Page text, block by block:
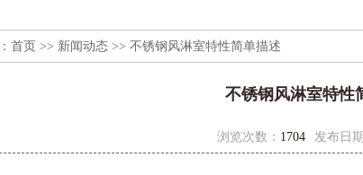
首页 >> 新闻动态 >> 不锈钢风淋室特性简单描述
不锈钢风淋室特性
浏览次数： 1704 发布日期